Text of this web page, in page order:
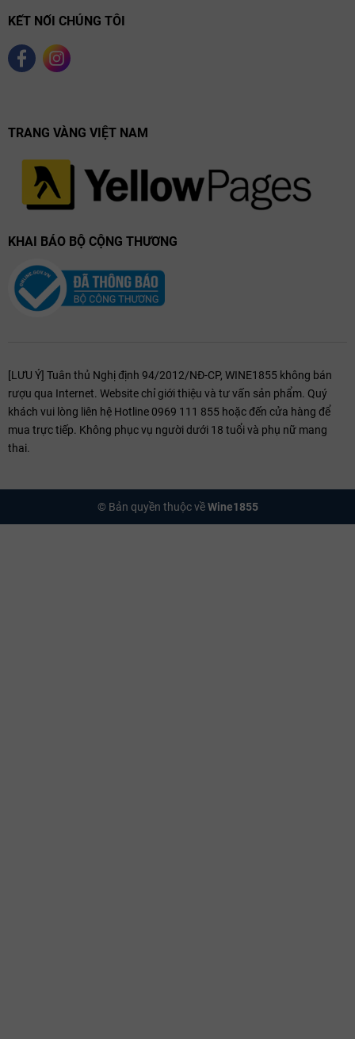
KẾT NỐI CHÚNG TÔI
TRANG VÀNG VIỆT NAM
KHAI BÁO BỘ CỘNG THƯƠNG
[LƯU Ý] Tuân thủ Nghị định 94/2012/NĐ-CP, WINE1855 không bán
rượu qua Internet. Website chỉ giới thiệu và tư vấn sản phẩm. Quý
khách vui lòng liên hệ Hotline 0969 111 855 hoặc đến cửa hàng để
mua trực tiếp. Không phục vụ người dưới 18 tuổi và phụ nữ mang
thai.
© Bản quyền thuộc vềWine1855